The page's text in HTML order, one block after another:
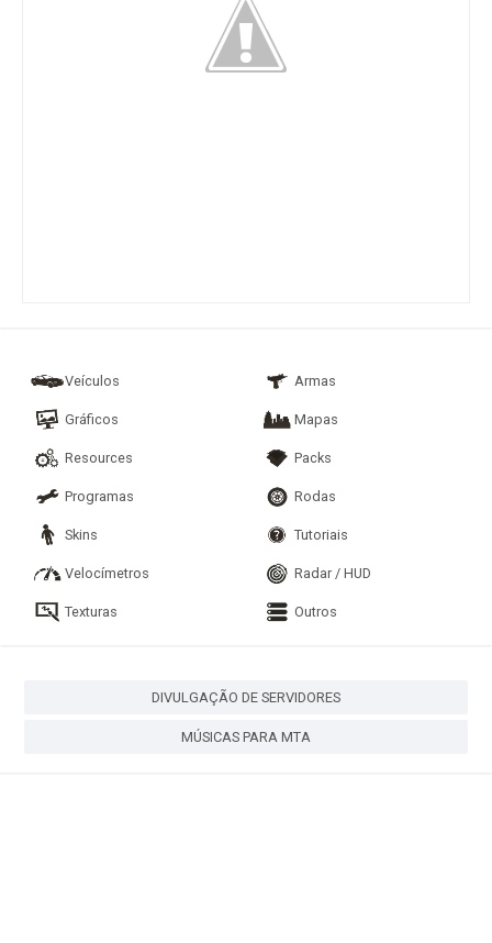
Veículos Armas
Gráficos Mapas
Resources Packs
Programas Rodas
Skins Tutoriais
Velocímetros Radar / HUD
Texturas Outros
DIVULGAÇÃO DE SERVIDORES
MÚSICAS PARA MTA